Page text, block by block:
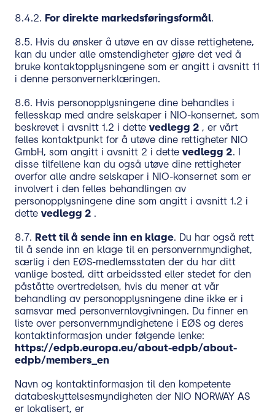
8.4.2. For direkte markedsføringsformål.
8.5. Hvis du ønsker å utøve en av disse rettighetene,
kan du under alle omstendigheter gjøre det ved å
bruke kontaktopplysningene som er angitt i avsnitt 11
i denne personvernerklæringen.
8.6. Hvis personopplysningene dine behandles i
fellesskap med andre selskaper i NIO-konsernet, som
beskrevet i avsnitt 1.2 i dette vedlegg 2 , er vårt
felles kontaktpunkt for å utøve dine rettigheter NIO
GmbH, som angitt i avsnitt 2 i dette vedlegg 2. I
disse tilfellene kan du også utøve dine rettigheter
overfor alle andre selskaper i NIO-konsernet som er
involvert i den felles behandlingen av
personopplysningene dine som angitt i avsnitt 1.2 i
dette vedlegg 2 .
8.7. Rett til å sende inn en klage. Du har også rett
til å sende inn en klage til en personvernmyndighet,
særlig i den EØS-medlemsstaten der du har ditt
vanlige bosted, ditt arbeidssted eller stedet for den
påståtte overtredelsen, hvis du mener at vår
behandling av personopplysningene dine ikke er i
samsvar med personvernlovgivningen. Du finner en
liste over personvernmyndighetene i EØS og deres
kontaktinformasjon under følgende lenke:
https://edpb.europa.eu/about-edpb/about-
edpb/members_en
Navn og kontaktinformasjon til den kompetente
databeskyttelsesmyndigheten der NIO NORWAY AS
er lokalisert, er